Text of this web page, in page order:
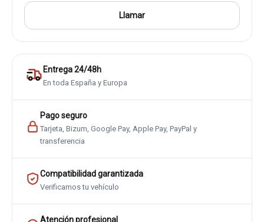
Llamar
Entrega 24/48h
En toda España y Europa
Pago seguro
Tarjeta, Bizum, Google Pay, Apple Pay, PayPal y
transferencia
Compatibilidad garantizada
Verificamos tu vehículo
Atención profesional